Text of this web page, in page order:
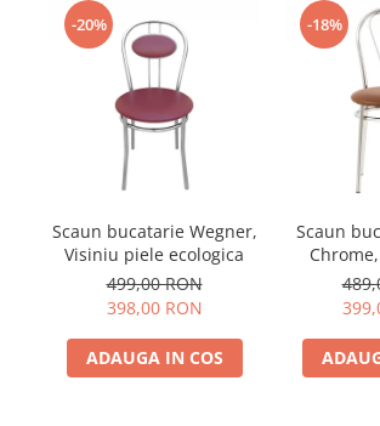
-20%
Scaun bucatarie Wegner,
Visiniu piele ecologica
499,00 RON
398,00 RON
ADAUGA IN COS
-18%
Scaun